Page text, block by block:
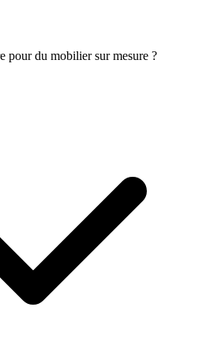
pour du mobilier sur mesure ?